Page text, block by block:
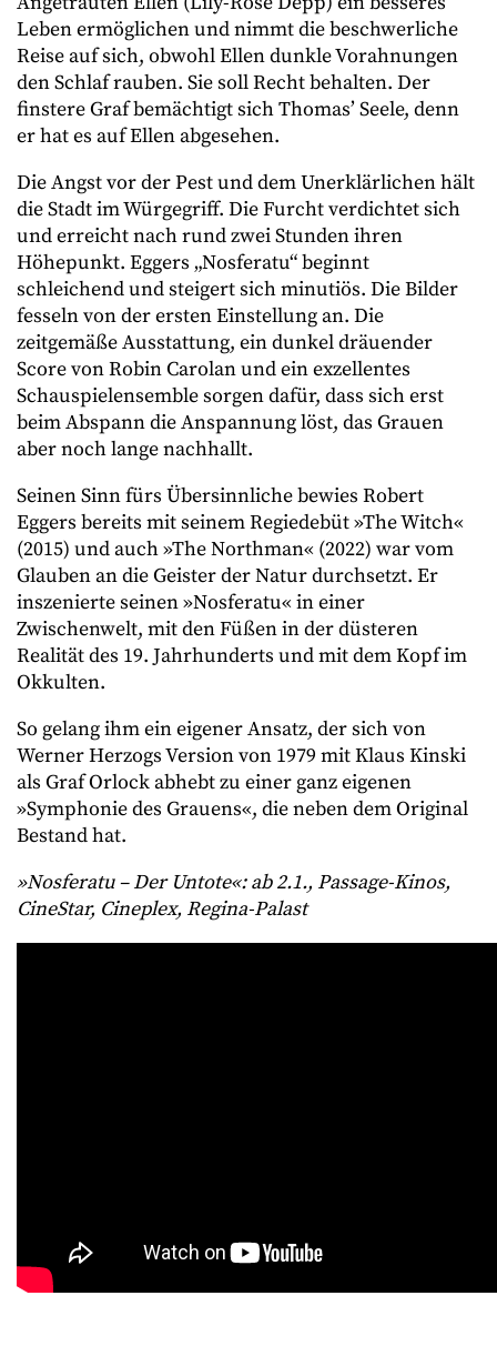
Leben ermöglichen und nimmt die beschwerliche
Reise auf sich, obwohl Ellen dunkle Vorahnungen
den Schlaf rauben. Sie soll Recht behalten. Der
finstere Graf bemächtigt sich Thomas’ Seele, denn
er hat es auf Ellen abgesehen.
Die Angst vor der Pest und dem Unerklärlichen hält
die Stadt im Würgegriff. Die Furcht verdichtet sich
und erreicht nach rund zwei Stunden ihren
Höhepunkt. Eggers „Nosferatu“ beginnt
schleichend und steigert sich minutiös. Die Bilder
fesseln von der ersten Einstellung an. Die
zeitgemäße Ausstattung, ein dunkel dräuender
Score von Robin Carolan und ein exzellentes
Schauspielensemble sorgen dafür, dass sich erst
beim Abspann die Anspannung löst, das Grauen
aber noch lange nachhallt.
Seinen Sinn fürs Übersinnliche bewies Robert
Eggers bereits mit seinem Regiedebüt »The Witch«
(2015) und auch »The Northman« (2022) war vom
Glauben an die Geister der Natur durchsetzt. Er
inszenierte seinen »Nosferatu« in einer
Zwischenwelt, mit den Füßen in der düsteren
Realität des 19. Jahrhunderts und mit dem Kopf im
Okkulten.
So gelang ihm ein eigener Ansatz, der sich von
Werner Herzogs Version von 1979 mit Klaus Kinski
als Graf Orlock abhebt zu einer ganz eigenen
»Symphonie des Grauens«, die neben dem Original
Bestand hat.
»Nosferatu – Der Untote«: ab 2.1., Passage-Kinos,
CineStar, Cineplex, Regina-Palast